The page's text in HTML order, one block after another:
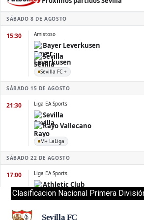
Clasificacion Nacional Primera